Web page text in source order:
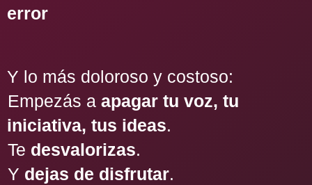
error
Y lo más doloroso y costoso:
Empezás a apagar tu voz, tu
iniciativa, tus ideas.
Te desvalorizas.
Y dejas de disfrutar.